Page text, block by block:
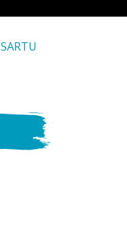
SARTU